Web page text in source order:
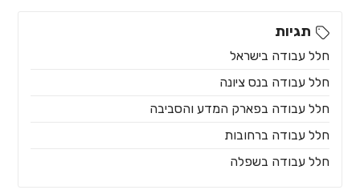
תגיות
חלל עבודה בישראל
חלל עבודה בנס ציונה
חלל עבודה בפארק המדע והסביבה
חלל עבודה ברחובות
חלל עבודה בשפלה